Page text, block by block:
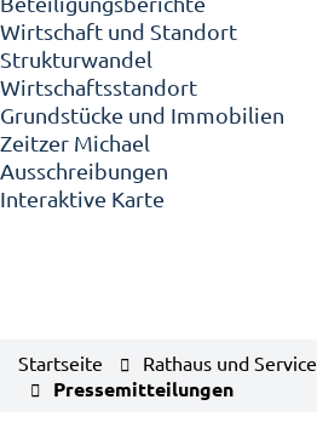
Wirtschaft und Standort
Strukturwandel
Wirtschaftsstandort
Grundstücke und Immobilien
Zeitzer Michael
Ausschreibungen
Interaktive Karte
Startseite Rathaus und Service
Pressemitteilungen